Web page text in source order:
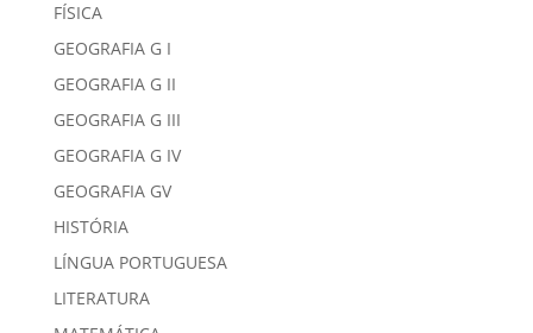
FÍSICA
GEOGRAFIA G I
GEOGRAFIA G II
GEOGRAFIA G III
GEOGRAFIA G IV
GEOGRAFIA GV
HISTÓRIA
LÍNGUA PORTUGUESA
LITERATURA